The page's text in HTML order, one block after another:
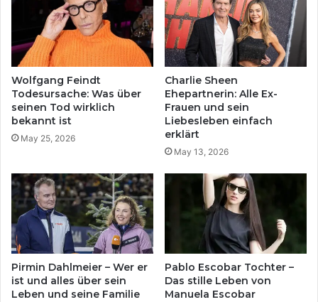
Wolfgang Feindt
Todesursache: Was über
seinen Tod wirklich
bekannt ist
May 25, 2026
Charlie Sheen
Ehepartnerin: Alle Ex-
Frauen und sein
Liebesleben einfach
erklärt
May 13, 2026
Pirmin Dahlmeier – Wer er
ist und alles über sein
Leben und seine Familie
Pablo Escobar Tochter –
Das stille Leben von
Manuela Escobar